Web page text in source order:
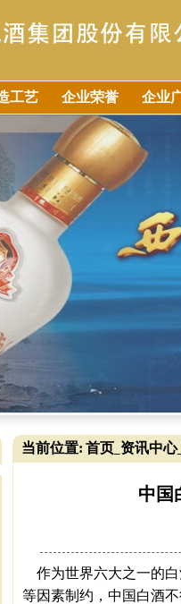
工艺 企业荣誉 企业
当前位置: 首页 资讯中心_
中国
作为世界六大之一的白
等因素制约，中国白酒